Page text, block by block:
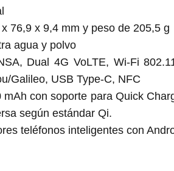
76,9 x 9,4 mm y peso de 205,5 g
agua y polvo
Dual 4G VoLTE, Wi-Fi
Galileo, USB Type-C, NFC
con soporte para Quick
según estándar Qi.
teléfonos inteligentes con